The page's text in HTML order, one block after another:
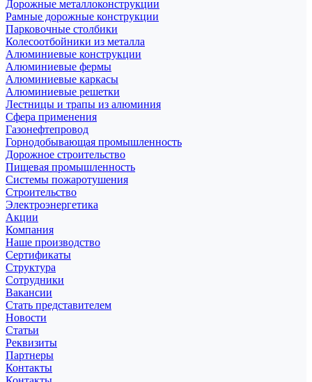
Дорожные металлоконструкции
Рамные дорожные конструкции
Парковочные столбики
Колесоотбойники из металла
Алюминиевые конструкции
Алюминиевые фермы
Алюминиевые каркасы
Алюминиевые решетки
Лестницы и трапы из алюминия
Сфера применения
Газонефтепровод
Горнодобывающая промышленность
Дорожное строительство
Пищевая промышленность
Системы пожаротушения
Строительство
Электроэнергетика
Акции
Компания
Наше производство
Сертификаты
Структура
Сотрудники
Вакансии
Стать представителем
Новости
Статьи
Реквизиты
Партнеры
Контакты